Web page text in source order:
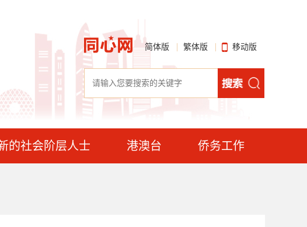
简体版 繁体版 移动版
的社会阶层人士 港澳台 侨务工作